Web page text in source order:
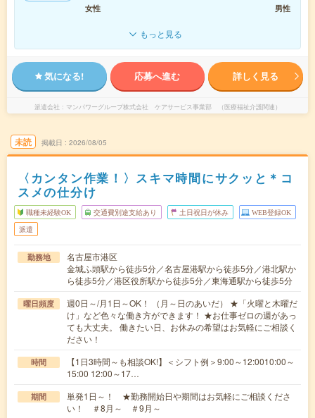
女性
男性
もっと見る
気になる! 応募へ進む 詳しく見る
派遣会社 マンパワーグループ株式会社 ケアサービス事業部 （医療福祉介護関連）
未読 掲載日 2026/08/05
〈カンタン作業！〉スキマ時間にサクッと＊コ
スメの仕分け
職種未経験OK 交通費別途支給あり 土日祝日が休み WEB登録OK
派遣
勤務地
名古屋市港区
金城ふ頭駅から徒歩5分／名古屋港駅から徒歩5分／港北駅か
ら徒歩5分／港区役所駅から徒歩5分／東海通駅から徒歩5分
曜日頻度
週0日～/月1日～OK！ （月～日のあいだ） ★「火曜と木曜だ
け」など色々な働き方ができます！ ★お仕事ゼロの週があっ
ても大丈夫。 働きたい日、お休みの希望はお気軽にご相談く
ださい！
時間
【1日3時間～も相談OK!】＜シフト例＞9:00～12:0010:00～
15:00 12:00～17…
期間
単発1日～！ ★勤務開始日や期間はお気軽にご相談くださ
い！ ＃8月～ ＃9月～